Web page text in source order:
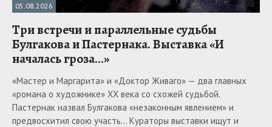
05.08.2026
Три встречи и параллельные судьбы
Булгакова и Пастернака. Выставка «И
началась гроза...»
«Мастер и Маргарита» и «Доктор Живаго» — два главных
«романа о художнике» ХХ века со схожей судьбой.
Пастернак назвал Булгакова «незаконным явлением» и
предвосхитил свою участь... Кураторы выставки ищут и